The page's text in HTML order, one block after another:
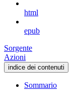
html
epub
Sorgente
Azioni
indice dei contenuti
Sommario